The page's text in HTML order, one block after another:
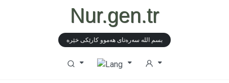
Nur.gen.tr
بسم الله سەرەتای هەموو كارێكی خێرە